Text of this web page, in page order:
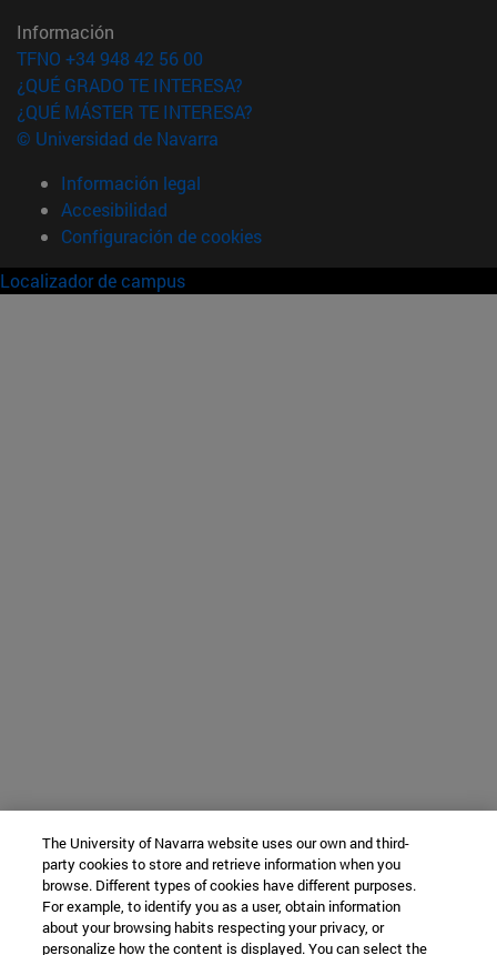
Información
TFNO +34 948 42 56 00
¿QUÉ GRADO TE INTERESA?
¿QUÉ MÁSTER TE INTERESA?
© Universidad de Navarra
Información legal
Accesibilidad
Configuración de cookies
Localizador de campus
The University of Navarra website uses our own and third-
party cookies to store and retrieve information when you
browse. Different types of cookies have different purposes.
For example, to identify you as a user, obtain information
about your browsing habits respecting your privacy, or
personalize how the content is displayed. You can select the